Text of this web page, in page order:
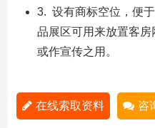
3. 设有商标空位，便
品展区可用来放置客房
或作宣传之用。
在线索取资料 咨